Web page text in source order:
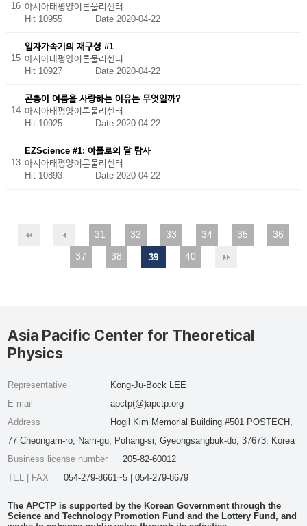
16 아시아태평양이론물리센터
Hit 10955 Date 2020-04-22
15
입자가속기의 재구성 #1
아시아태평양이론물리센터
Hit 10927 Date 2020-04-22
14
곤충이 여름을 사랑하는 이유는 무엇일까?
아시아태평양이론물리센터
Hit 10925 Date 2020-04-22
13
EZScience #1: 아폴로의 달 탐사
아시아태평양이론물리센터
Hit 10893 Date 2020-04-22
31 32 33 34 35
36
37
38 39 40
Asia Pacific Center for Theoretical
Physics
Representative
Kong-Ju-Bock LEE
E-mail
apctp(@)apctp.org
Address
Hogil Kim Memorial Building #501 POSTECH,
77 Cheongam-ro, Nam-gu, Pohang-si, Gyeongsangbuk-do, 37673, Korea
Business license number
205-82-60012
TEL | FAX
054-279-8661~5 | 054-279-8679
The APCTP is supported by the Korean Government through the
Science and Technology Promotion Fund and the Lottery Fund, and